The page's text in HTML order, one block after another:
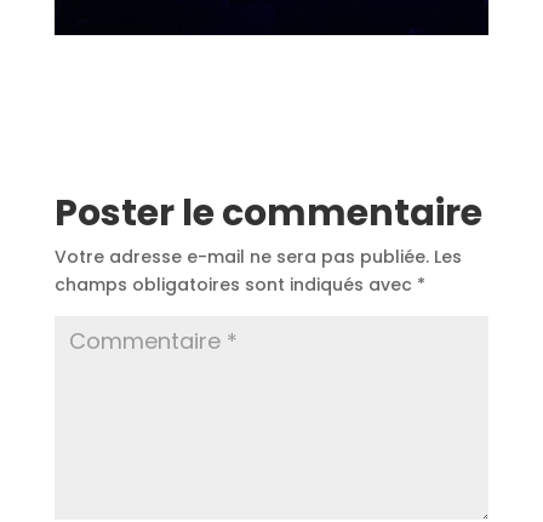
Poster le commentaire
Votre adresse e-mail ne sera pas publiée. Les
champs obligatoires sont indiqués avec *